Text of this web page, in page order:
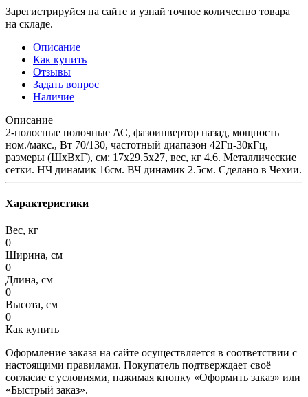
Зарегистрируйся на сайте и узнай точное количество товара
на складе.
Описание
Как купить
Отзывы
Задать вопрос
Наличие
Описание
2-полосные полочные АС, фазоинвертор назад, мощность
ном./макс., Вт 70/130, частотный диапазон 42Гц-30кГц,
размеры (ШхВхГ), см: 17х29.5х27, вес, кг 4.6. Металлические
сетки. НЧ динамик 16см. ВЧ динамик 2.5см. Сделано в Чехии.
Характеристики
Вес, кг
0
Ширина, см
0
Длина, см
0
Высота, см
0
Как купить
Оформление заказа на сайте осуществляется в соответствии с
настоящими правилами. Покупатель подтверждает своё
согласие с условиями, нажимая кнопку «Оформить заказ» или
«Быстрый заказ».